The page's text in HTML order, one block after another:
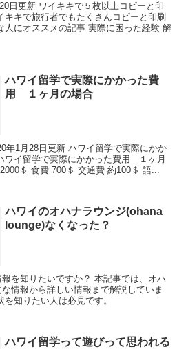
日更新 ワイキキで５枚以上コピーと印
キキで旅行者でもたくさんコピーと印刷
人にオススメの記事 実際に困った経験 解
ハワイ留学で実際にかかった費
用 １ヶ月の場合
1月28日更新 ハワイ留学で実際にかか
イ留学で実際にかかった費用 １ヶ月
＄ 食費 700＄ 交通費 約100＄ 語...
ハワイのオハナラウンジ(ohana
lounge)なくなった？
を知りたいですか？ 本記事では、オハ
情報から詳しい情報まで解説していま
知りたい人は必見です。
ハワイ留学って遊びって思われる